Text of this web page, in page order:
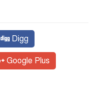
Digg
Google Plus